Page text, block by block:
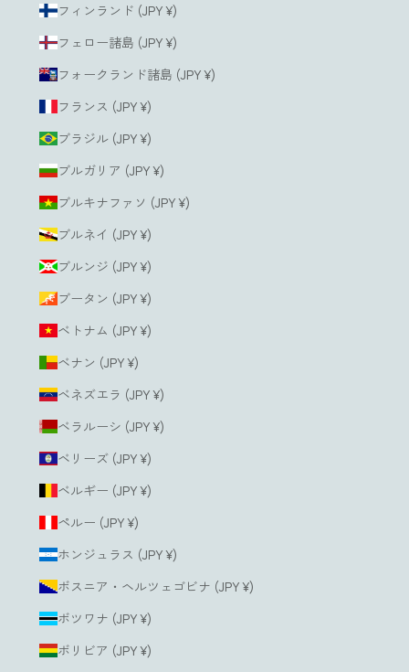
フィンランド (JPY ¥)
フェロー諸島 (JPY ¥)
フォークランド諸島 (JPY ¥)
フランス (JPY ¥)
ブラジル (JPY ¥)
ブルガリア (JPY ¥)
ブルキナファソ (JPY ¥)
ブルネイ (JPY ¥)
ブルンジ (JPY ¥)
ブータン (JPY ¥)
ベトナム (JPY ¥)
ベナン (JPY ¥)
ベネズエラ (JPY ¥)
ベラルーシ (JPY ¥)
ベリーズ (JPY ¥)
ベルギー (JPY ¥)
ペルー (JPY ¥)
ホンジュラス (JPY ¥)
ボスニア・ヘルツェゴビナ (JPY ¥)
ボツワナ (JPY ¥)
ボリビア (JPY ¥)